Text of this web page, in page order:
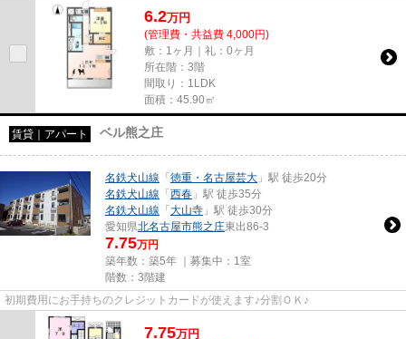
6.2万円
(管理費・共益費 4,000円)
敷：1ヶ月｜礼：0ヶ月
所在階：3階
間取り：1LDK
面積：45.90㎡
賃貸｜アパート ベル熊之庄
名鉄犬山線 「 徳重・名古屋芸大 」駅 徒歩20分
名鉄犬山線 「 西春 」駅 徒歩35分
名鉄犬山線 「 大山寺 」駅 徒歩30分
愛知県北名古屋市熊之庄東出86-3
7.75万円
築年数：築5年 ｜募集中： 1室
階数：3階建
初期費用にお手持ちのクレジットカードが使えます♪分割ＯＫ♪
7.75万円